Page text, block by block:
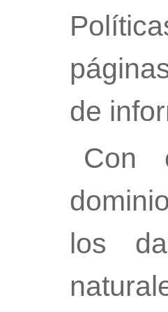
de
Con
los